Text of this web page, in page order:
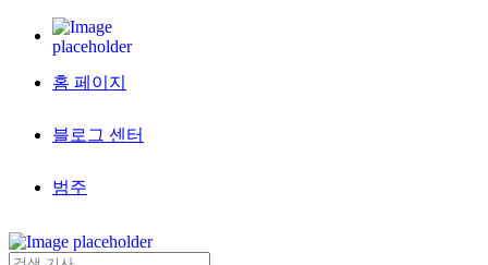
홈 페이지
블로그 센터
범주